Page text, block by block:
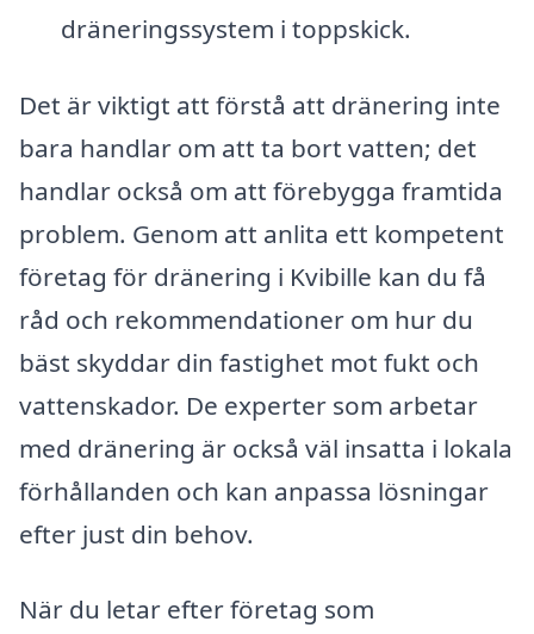
dräneringssystem i toppskick.
Det är viktigt att förstå att dränering inte
bara handlar om att ta bort vatten; det
handlar också om att förebygga framtida
problem. Genom att anlita ett kompetent
företag för dränering i Kvibille kan du få
råd och rekommendationer om hur du
bäst skyddar din fastighet mot fukt och
vattenskador. De experter som arbetar
med dränering är också väl insatta i lokala
förhållanden och kan anpassa lösningar
efter just din behov.
När du letar efter företag som